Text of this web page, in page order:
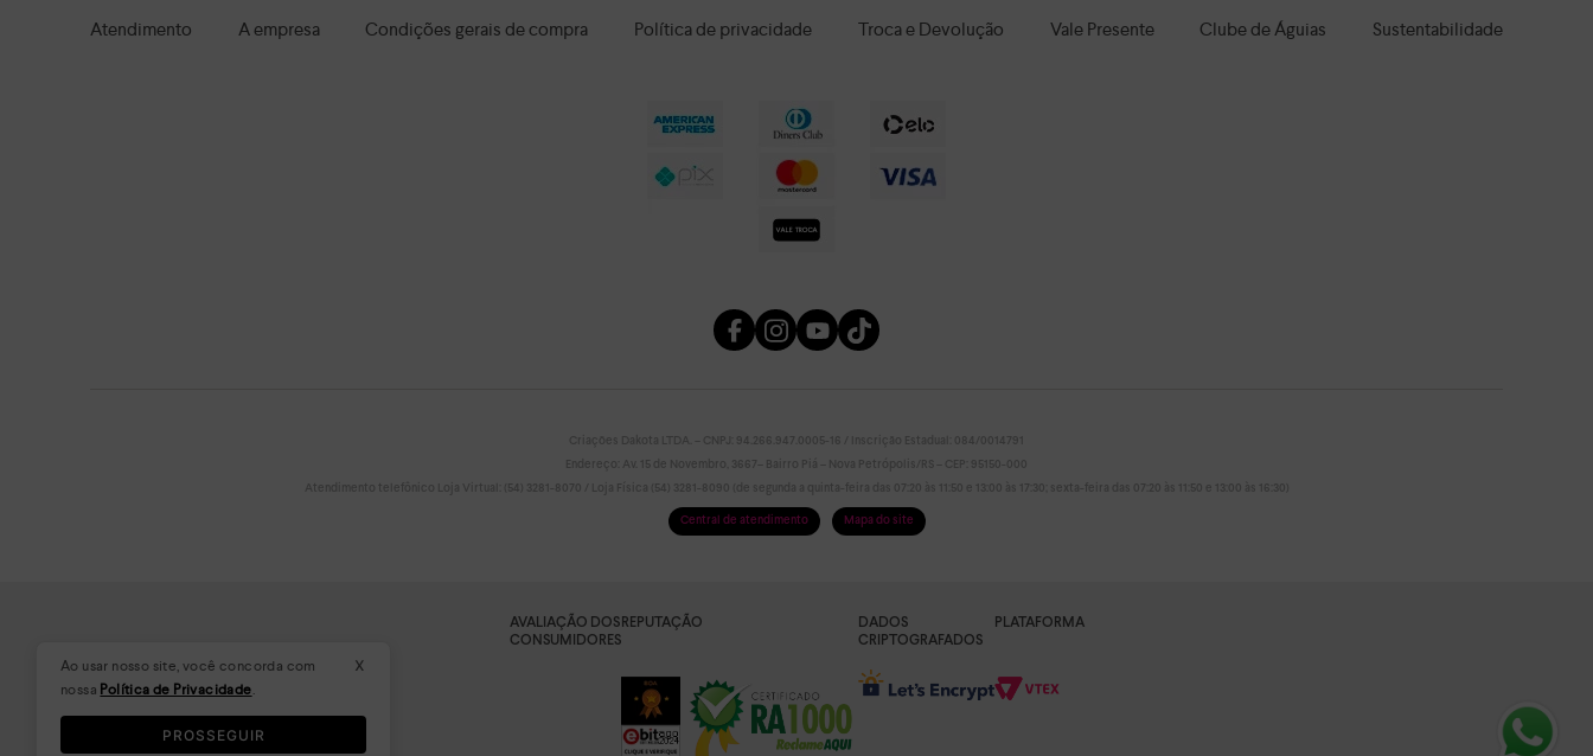
x
Ao usar nosso site, você concorda com
nossa Política de Privacidade.
PROSSEGUIR
Atendimento A empresa Condições gerais de compra Política de privacidade Troca e Devolução Vale Presente Clube de Águias Sustentabilidade
Criações Dakota LTDA. – CNPJ: 94.266.947.0005-16 / Inscrição Estadual: 084/0014791
Endereço: Av. 15 de Novembro, 3667– Bairro Piá – Nova Petrópolis/RS – CEP: 95150-000
Atendimento telefônico Loja Virtual: (54) 3281-8070 / Loja Física (54) 3281-8090 (de segunda a quinta-feira das 07:20 às 11:50 e 13:00 às 17:30; sexta-feira das 07:20 às 11:50 e 13:00 às 16:30)
Central de atendimento Mapa do site
AVALIAÇÃO DOS
CONSUMIDORES
REPUTAÇÃO
DADOS
CRIPTOGRAFADOS
PLATAFORMA